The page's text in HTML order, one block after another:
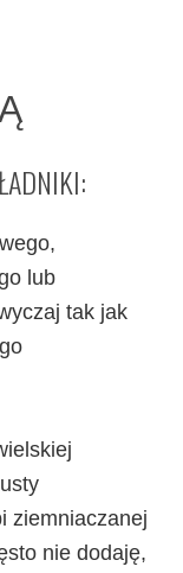
lub
tak jak
ziemniaczanej
nie dodaję,